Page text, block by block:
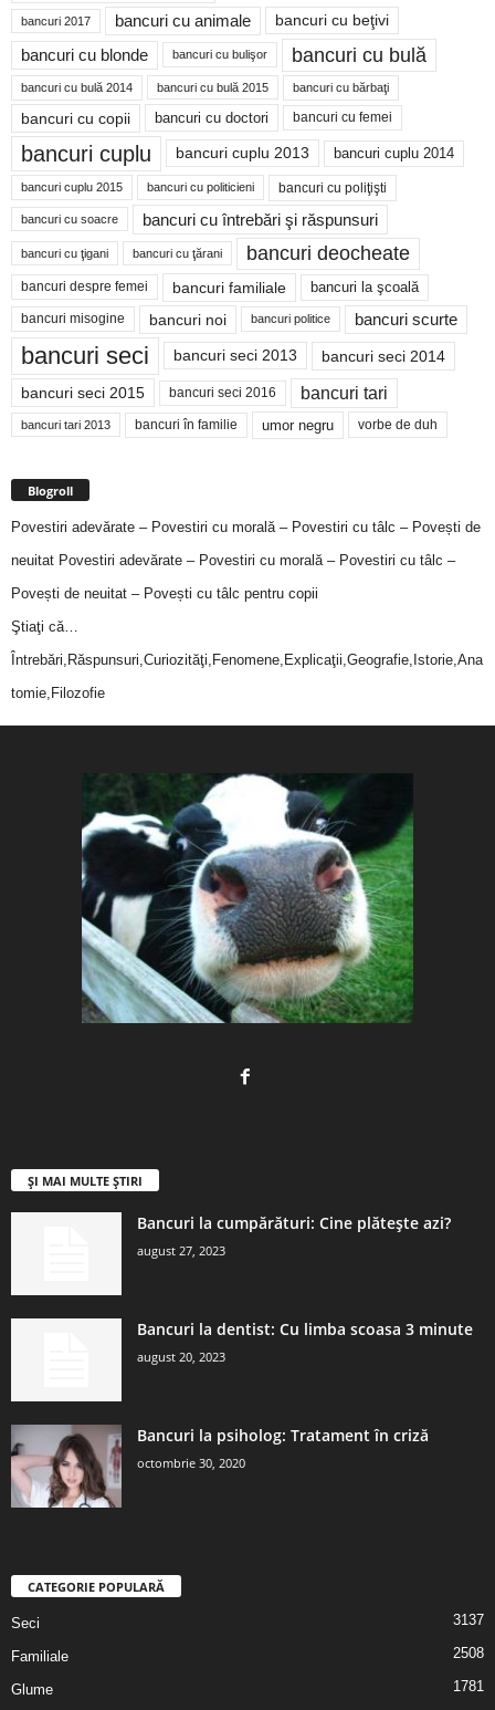
bancuri 2017 bancuri cu animale bancuri cu beţivi
bancuri cu blonde bancuri cu bulişor bancuri cu bulă
bancuri cu bulă 2014 bancuri cu bulă 2015 bancuri cu bărbaţi
bancuri cu copii bancuri cu doctori bancuri cu femei
bancuri cuplu bancuri cuplu 2013 bancuri cuplu 2014
bancuri cuplu 2015 bancuri cu politicieni bancuri cu poliţişti
bancuri cu soacre bancuri cu întrebări şi răspunsuri
bancuri cu ţigani bancuri cu ţărani bancuri deocheate
bancuri despre femei bancuri familiale bancuri la şcoală
bancuri misogine bancuri noi bancuri politice bancuri scurte
bancuri seci bancuri seci 2013 bancuri seci 2014
bancuri seci 2015 bancuri seci 2016 bancuri tari
bancuri tari 2013 bancuri în familie umor negru vorbe de duh
Blogroll
Povestiri adevărate – Povestiri cu morală – Povestiri cu tâlc – Povești de
neuitat Povestiri adevărate – Povestiri cu morală – Povestiri cu tâlc –
Povești de neuitat – Povești cu tâlc pentru copii
Ştiaţi că…
Întrebări,Răspunsuri,Curiozităţi,Fenomene,Explicaţii,Geografie,Istorie,Ana
tomie,Filozofie
ȘI MAI MULTE ȘTIRI
Bancuri la cumpărături: Cine plătește azi?
august 27, 2023
Bancuri la dentist: Cu limba scoasa 3 minute
august 20, 2023
Bancuri la psiholog: Tratament în criză
octombrie 30, 2020
CATEGORIE POPULARĂ
Seci 3137
Familiale 2508
Glume 1781